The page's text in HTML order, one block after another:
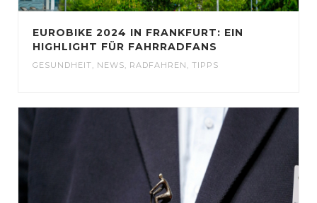
EUROBIKE 2024 IN FRANKFURT: EIN
HIGHLIGHT FÜR FAHRRADFANS
GESUNDHEIT, NEWS, RADFAHREN , TIPPS